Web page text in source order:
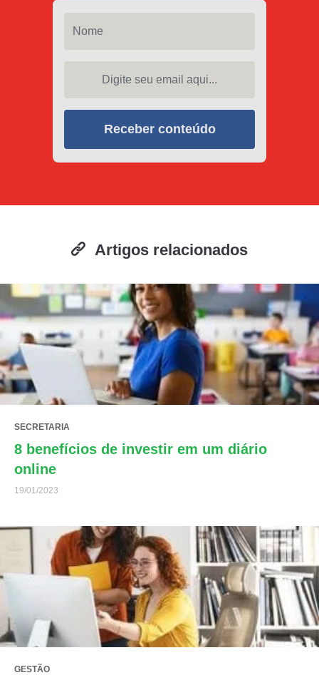
Receber conteúdo
Artigos relacionados
SECRETARIA
8 benefícios de investir em um diário
online
19/01/2023
GESTÃO